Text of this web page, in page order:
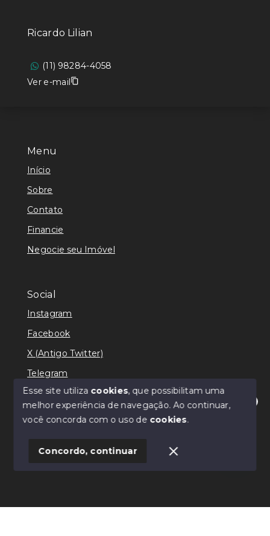
Olá! Estamos disponíveis para te ajudar.
Menu
Início
Sobre
Contato
Financie
Negocie seu Imóvel
Social
Instagram
Facebook
X (Antigo Twitter)
Telegram
© Copyright 2026 - Ricardo Lilian - Todos os direitos
SITE PARA IMOBILIARIA
Ricardo Lilian
(11) 98284-4058
Ver e-mail
Esse site utiliza cookies, que possibilitam uma
melhor experiência de navegação.Ao continuar,
você concorda com o uso de cookies.
Concordo, continuar